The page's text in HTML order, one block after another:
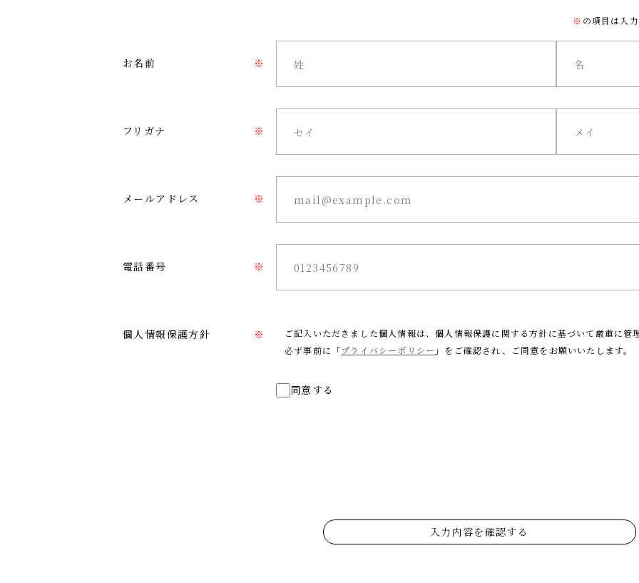
※ の項目は入
お名前 ※
フリガナ ※
メールアドレス ※
電話番号 ※
個人情報保護方針 ※ ご記入いただきました個人情報は、個人情報保護に関する方針に基づいて厳重に管
必ず事前に「プライバシーポリシー 」をご確認され、 ご同意をお願いいたします。
同意する
入力内容を確認する